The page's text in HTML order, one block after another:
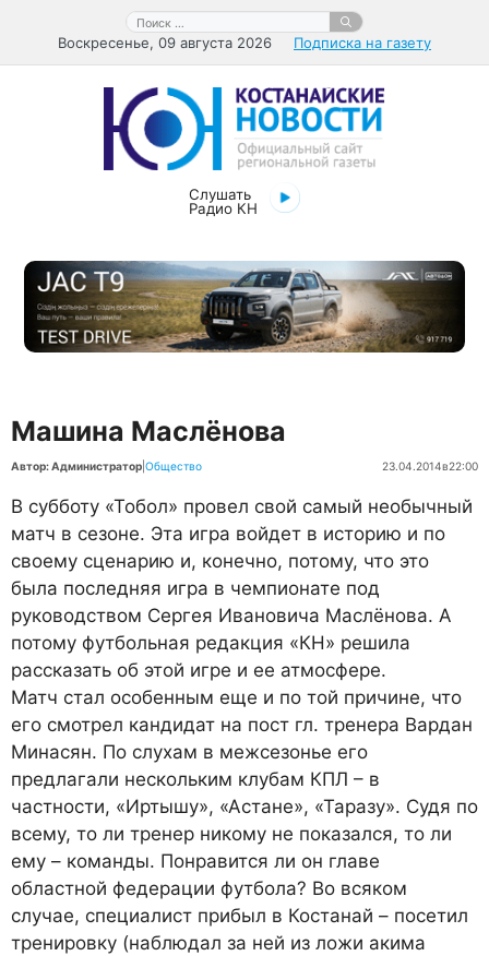
содержимому
Поиск:
Воскресенье, 09 августа 2026 Подписка на газету
Слушать
Радио КН
Машина Маслёнова
Автор: Администратор Общество 23.04.2014в22:00
В субботу «Тобол» провел свой самый необычный
матч в сезоне. Эта игра войдет в историю и по
своему сценарию и, конечно, потому, что это
была последняя игра в чемпионате под
руководством Сергея Ивановича Маслёнова. А
потому футбольная редакция «КН» решила
рассказать об этой игре и ее атмосфере.
Матч стал особенным еще и по той причине, что
его смотрел кандидат на пост гл. тренера Вардан
Минасян. По слухам в межсезонье его
предлагали нескольким клубам КПЛ – в
частности, «Иртышу», «Астане», «Таразу». Судя по
всему, то ли тренер никому не показался, то ли
ему – команды. Понравится ли он главе
областной федерации футбола? Во всяком
случае, специалист прибыл в Костанай – посетил
тренировку (наблюдал за ней из ложи акима